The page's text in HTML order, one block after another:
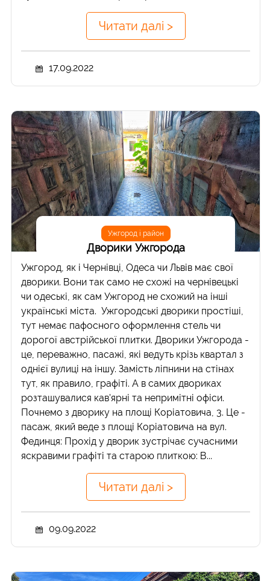
Читати далі >
17.09.2022
Ужгород і район
Дворики Ужгорода
Ужгород, як і Чернівці, Одеса чи Львів має свої
дворики. Вони так само не схожі на чернівецькі
чи одеські, як сам Ужгород не схожий на інші
українські міста. Ужгородські дворики простіші,
тут немає пафосного оформлення стель чи
дорогої австрійської плитки. Дворики Ужгорода -
це, переважно, пасажі, які ведуть крізь квартал з
однієї вулиці на іншу. Замість ліпнини на стінах
тут, як правило, графіті. А в самих двориках
розташувалися кав'ярні та непримітні офіси.
Почнемо з дворику на площі Коріатовича, 3. Це -
пасаж, який веде з площі Коріатовича на вул.
Фединця: Прохід у дворик зустрічає сучасними
яскравими графіті та старою плиткою: В...
Читати далі >
09.09.2022